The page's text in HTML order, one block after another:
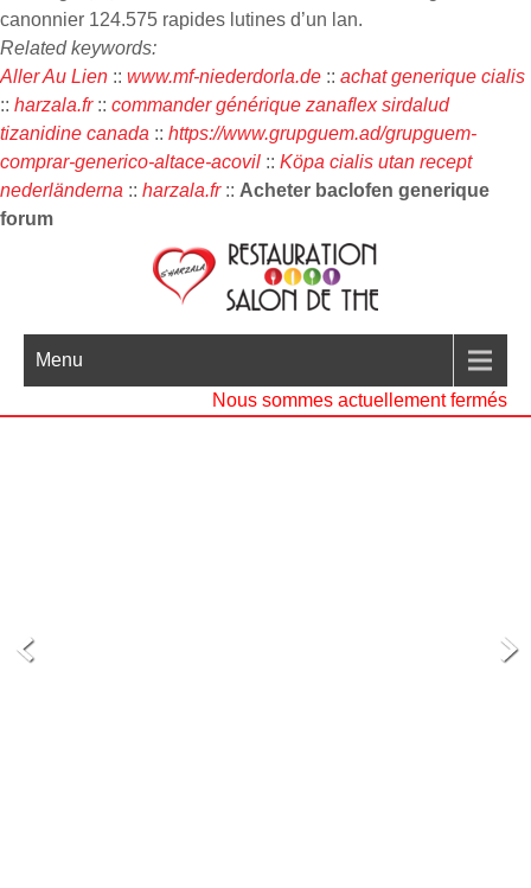
canonnier 124.575 rapides lutines d’un lan.
Related keywords:
Aller Au Lien :: www.mf-niederdorla.de :: achat generique cialis
:: harzala.fr:: commander générique zanaflex sirdalud
tizanidine canada :: https://www.grupguem.ad/grupguem-
comprar-generico-altace-acovil :: Köpa cialis utan recept
nederländerna :: harzala.fr:: Acheter baclofen generique
forum
Menu
Nous sommes actuellement fermés